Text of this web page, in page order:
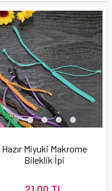
Hazır Miyuki Makrome
Bileklik İpi